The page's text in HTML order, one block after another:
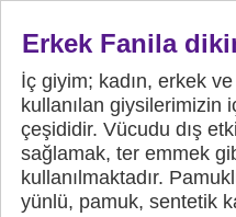
Erkek Fanila
İç giyim; kadın, erkek
kullanılan giysilerimizin
çeşididir. Vücudu dış
sağlamak, ter emmek
kullanılmaktadır.
yünlü, pamuk, sentetik